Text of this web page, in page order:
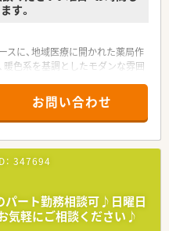
す。
スに、地域医療に開かれた薬局作
暖色系を基調としたモダンな雰囲
リハビリテーション科、美容皮膚
のある店舗です。
険に加入いただけます。
全国で約200店舗店舗展開して
、お休みの取得しやすさにも定
ておりますので、社員一人ひと
です。
お問い合わせ
347694
パート勤務相談可♪日曜日
気軽にご相談ください♪